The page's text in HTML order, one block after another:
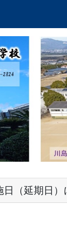
（延期日）